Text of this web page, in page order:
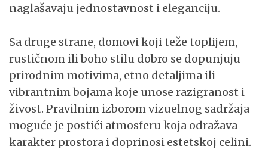
naglašavaju jednostavnost i eleganciju.
Sa druge strane, domovi koji teže toplijem,
rustičnom ili boho stilu dobro se dopunjuju
prirodnim motivima, etno detaljima ili
vibrantnim bojama koje unose razigranost i
živost. Pravilnim izborom vizuelnog sadržaja
moguće je postići atmosferu koja odražava
karakter prostora i doprinosi estetskoj celini.